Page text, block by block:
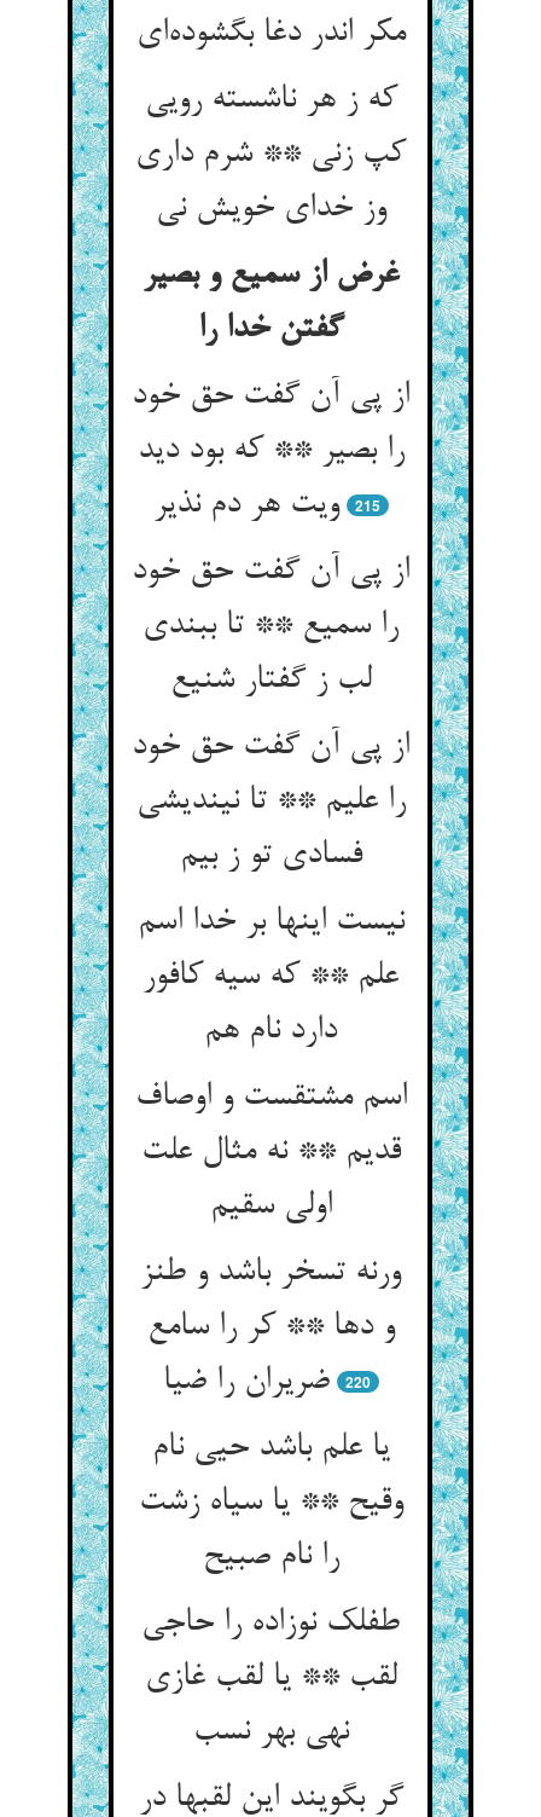
مکر اندر دغا بگشوده‌ای
که ز هر ناشسته رویی
کپ زنی ** شرم داری
وز خدای خویش نی
غرض از سمیع و بصیر
گفتن خدا را
از پی آن گفت حق خود
را بصیر ** که بود دید
ویت هر دم نذیر
215
از پی آن گفت حق خود
را سمیع ** تا ببندی
لب ز گفتار شنیع
از پی آن گفت حق خود
را علیم ** تا نیندیشی
فسادی تو ز بیم
نیست اینها بر خدا اسم
علم ** که سیه کافور
دارد نام هم
اسم مشتقست و اوصاف
قدیم ** نه مثال علت
اولی سقیم
ورنه تسخر باشد و طنز
و دها ** کر را سامع
ضریران را ضیا
220
یا علم باشد حیی نام
وقیح ** یا سیاه زشت
را نام صبیح
طفلک نوزاده را حاجی
لقب ** یا لقب غازی
نهی بهر نسب
گر بگویند این لقبها در